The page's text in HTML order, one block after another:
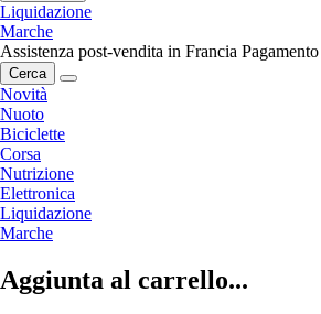
Liquidazione
Marche
Assistenza post-vendita in Francia
Cerca
Novità
Nuoto
Biciclette
Corsa
Nutrizione
Elettronica
Liquidazione
Marche
Aggiunta al carrello...